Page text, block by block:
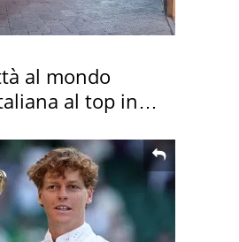
al mondo
al top in